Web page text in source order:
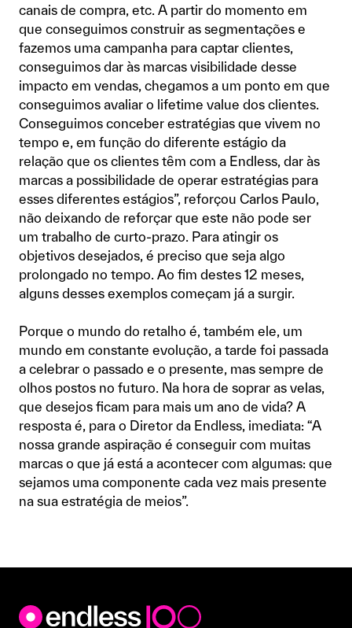
canais de compra, etc. A partir do momento em
que conseguimos construir as segmentações e
fazemos uma campanha para captar clientes,
conseguimos dar às marcas visibilidade desse
impacto em vendas, chegamos a um ponto em que
conseguimos avaliar o lifetime value dos clientes.
Conseguimos conceber estratégias que vivem no
tempo e, em função do diferente estágio da
relação que os clientes têm com a Endless, dar às
marcas a possibilidade de operar estratégias para
esses diferentes estágios”, reforçou Carlos Paulo,
não deixando de reforçar que este não pode ser
um trabalho de curto-prazo. Para atingir os
objetivos desejados, é preciso que seja algo
prolongado no tempo. Ao fim destes 12 meses,
alguns desses exemplos começam já a surgir.
Porque o mundo do retalho é, também ele, um
mundo em constante evolução, a tarde foi passada
a celebrar o passado e o presente, mas sempre de
olhos postos no futuro. Na hora de soprar as velas,
que desejos ficam para mais um ano de vida? A
resposta é, para o Diretor da Endless, imediata: “A
nossa grande aspiração é conseguir com muitas
marcas o que já está a acontecer com algumas: que
sejamos uma componente cada vez mais presente
na sua estratégia de meios”.